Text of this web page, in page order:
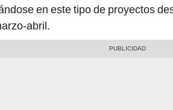
en este tipo de proyectos
abril.